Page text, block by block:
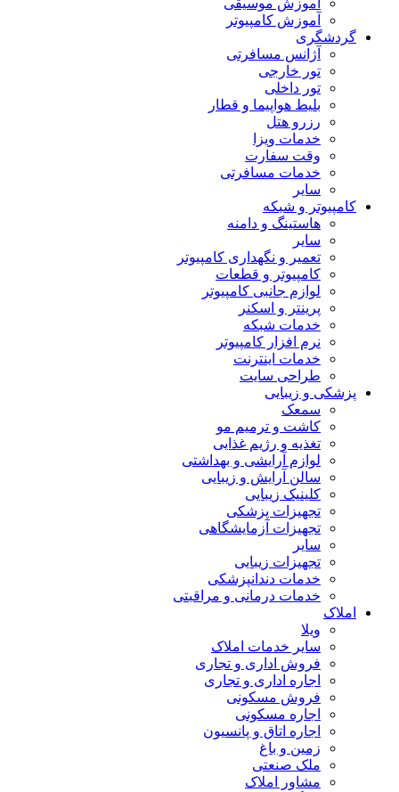
آموزش موسیقی
آموزش کامپیوتر
گردشگری
آژانس مسافرتی
تور خارجی
تور داخلی
بلیط هواپیما و قطار
رزرو هتل
خدمات ویزا
وقت سفارت
خدمات مسافرتی
سایر
کامپیوتر و شبکه
هاستینگ و دامنه
سایر
تعمیر و نگهداری کامپیوتر
کامپیوتر و قطعات
لوازم جانبی کامپیوتر
پرینتر و اسکنر
خدمات شبکه
نرم افزار کامپیوتر
خدمات اینترنت
طراحی سایت
پزشکی و زیبایی
سمعک
کاشت و ترمیم مو
تغذیه و رژیم غذایی
لوازم آرایشی و بهداشتی
سالن آرایش و زیبایی
کلینیک زیبایی
تجهیزات پزشکی
تجهیزات آزمایشگاهی
سایر
تجهیزات زیبایی
خدمات دندانپزشکی
خدمات درمانی و مراقبتی
املاک
ویلا
سایر خدمات املاک
فروش اداری و تجاری
اجاره اداری و تجاری
فروش مسکونی
اجاره مسکونی
اجاره اتاق و پانسیون
زمین و باغ
ملک صنعتی
مشاور املاک